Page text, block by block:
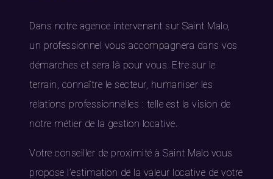
Dans notre agence intervenant sur Saint Malo,
un professionnel vous accompagnera dans vos
démarches et sera là pour vous. Etre sur le
terrain, connaître le secteur, humaniser les
relations professionnelles : telle est la vision de
notre métier de la gestion locative.
Votre conseiller de proximité à Saint Malo vous
propose l’estimation de la valeur locative de votre